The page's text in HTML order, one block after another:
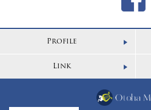
Profile
Link